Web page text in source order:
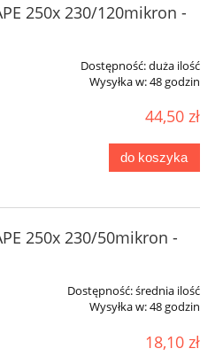
250x 230/120mikron -
Dostępność:duża ilość
Wysyłka w:48 godzin
44,50 zł
do koszyka
250x 230/50mikron -
Dostępność:średnia ilość
Wysyłka w:48 godzin
18,10 zł